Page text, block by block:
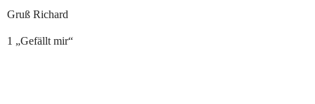
Gruß Richard
1 „Gefällt mir“